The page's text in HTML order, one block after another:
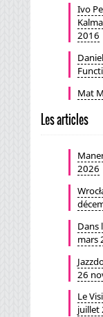
Ivo
2016
Mat
Les articles
2026
Dans
mars
26
Le
juillet